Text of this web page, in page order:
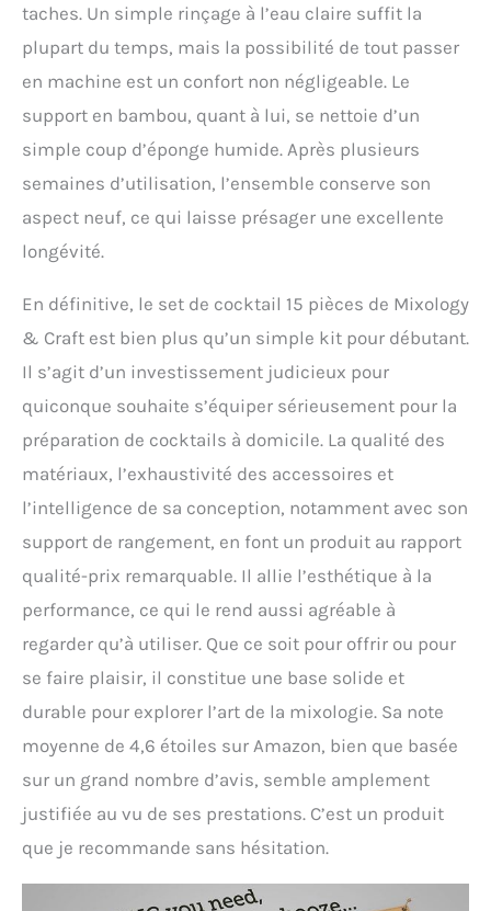
taches. Un simple rinçage à l’eau claire suffit la
plupart du temps, mais la possibilité de tout passer
en machine est un confort non négligeable. Le
support en bambou, quant à lui, se nettoie d’un
simple coup d’éponge humide. Après plusieurs
semaines d’utilisation, l’ensemble conserve son
aspect neuf, ce qui laisse présager une excellente
longévité.
En définitive, le set de cocktail 15 pièces de Mixology
& Craft est bien plus qu’un simple kit pour débutant.
Il s’agit d’un investissement judicieux pour
quiconque souhaite s’équiper sérieusement pour la
préparation de cocktails à domicile. La qualité des
matériaux, l’exhaustivité des accessoires et
l’intelligence de sa conception, notamment avec son
support de rangement, en font un produit au rapport
qualité-prix remarquable. Il allie l’esthétique à la
performance, ce qui le rend aussi agréable à
regarder qu’à utiliser. Que ce soit pour offrir ou pour
se faire plaisir, il constitue une base solide et
durable pour explorer l’art de la mixologie. Sa note
moyenne de 4,6 étoiles sur Amazon, bien que basée
sur un grand nombre d’avis, semble amplement
justifiée au vu de ses prestations. C’est un produit
que je recommande sans hésitation.